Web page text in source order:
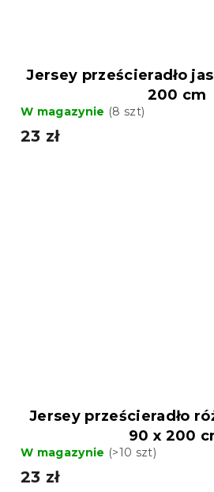
Jersey prześcieradło
200 cm
W magazynie (8 szt)
23 zł
Jersey prześcieradło
90 x 200
W magazynie (>10 szt)
23 zł